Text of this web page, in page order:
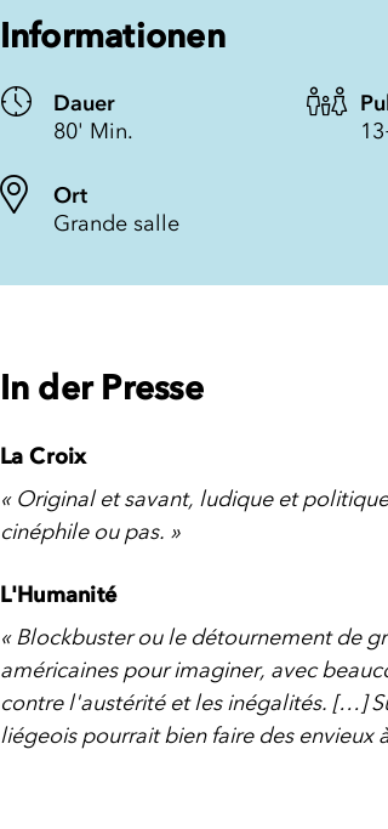
Informationen
Dauer
80' Min.
Ort
Grande salle
In der Presse
La Croix
« Original et savant, ludique et
cinéphile ou pas. »
L'Humanité
« Blockbuster ou le détournement de
américaines pour imaginer, avec
contre l'austérité et les inégalités. […]
liégeois pourrait bien faire des envieux